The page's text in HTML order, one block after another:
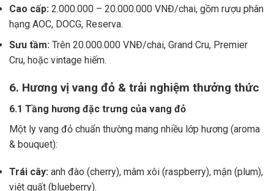
Cao cấp: 2.000.000 – 20.000.000 VNĐ/chai, gồm rượu phân
hạng AOC, DOCG, Reserva.
Sưu tầm: Trên 20.000.000 VNĐ/chai, Grand Cru, Premier
Cru, hoặc vintage hiếm.
6. Hương vị vang đỏ & trải nghiệm thưởng thức
6.1 Tầng hương đặc trưng của vang đỏ
Một ly vang đỏ chuẩn thường mang nhiều lớp hương (aroma
& bouquet):
Trái cây: anh đào (cherry), mâm xôi (raspberry), mận (plum),
việt quất (blueberry).